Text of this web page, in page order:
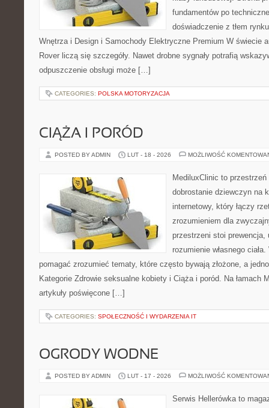
fundamentów po
doświadczenie z tłem
Wnętrza i Design i Samochody Elektryczne Premium W świecie
Rover liczą się szczegóły. Nawet drobne sygnały potrafią
odpuszczenie obsługi może […]
CATEGORIES: POLSKA MOTORYZACJA
CIĄŻA I PORÓD
POSTED BY ADMIN LUT - 18 - 2026 MOŻLIWOŚĆ
MediluxClinic to
dobrostanie dziewczyn na
internetowy, który łączy
zrozumieniem dla
przestrzeni stoi prewencja,
rozumienie własnego
pomagać zrozumieć tematy, które często bywają złożone, a
Kategorie Zdrowie seksualne kobiety i Ciąża i poród. Na łamach
artykuły poświęcone […]
CATEGORIES: SPOŁECZNOŚĆ I WYDARZENIA IT
OGRODY WODNE
POSTED BY ADMIN LUT - 17 - 2026 MOŻLIWOŚĆ
Serwis Hellerówka to